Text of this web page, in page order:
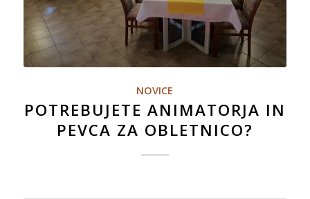
NOVICE
POTREBUJETE ANIMATORJA IN
PEVCA ZA OBLETNICO?